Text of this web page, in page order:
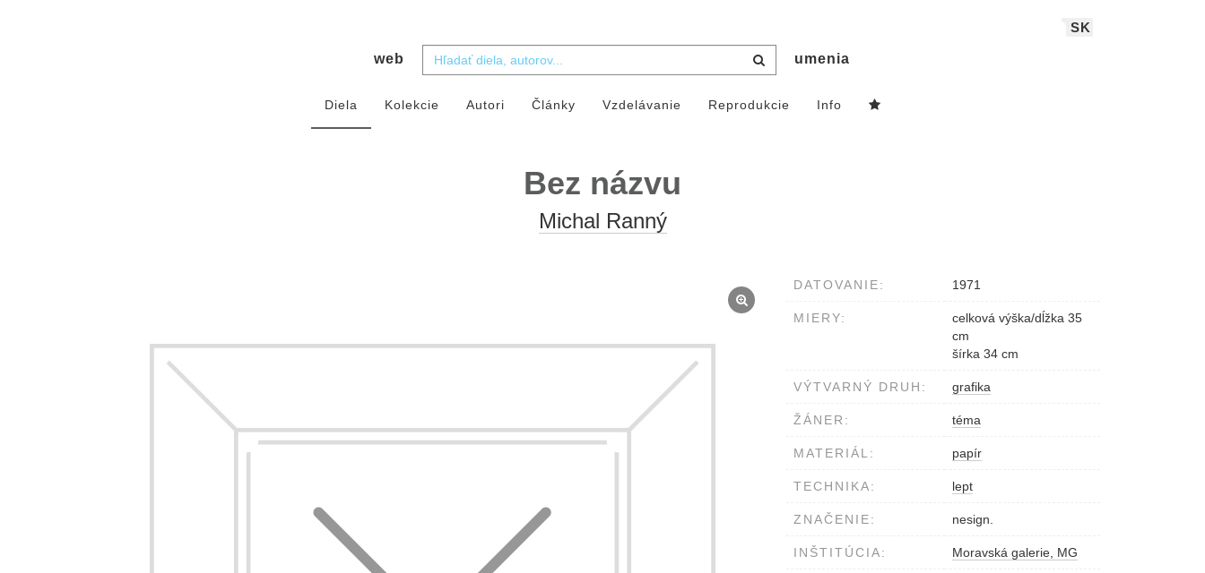
SK
web umenia
Diela Kolekcie Autori Články Vzdelávanie Reprodukcie Info
Bez názvu
Michal Ranný
DATOVANIE: 1971
MIERY:
celková výška/dĺžka 35
cm
šírka 34 cm
VÝTVARNÝ DRUH: grafika
ŽÁNER: téma
MATERIÁL: papír
TECHNIKA: lept
ZNAČENIE: nesign.
INŠTITÚCIA: Moravská galerie, MG